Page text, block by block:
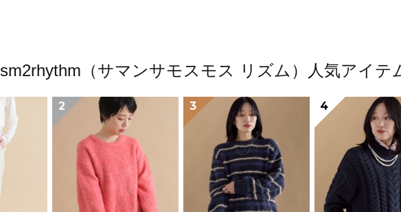
sm2rhythm（サマンサモスモス リズム）人気アイテ
2 3 4